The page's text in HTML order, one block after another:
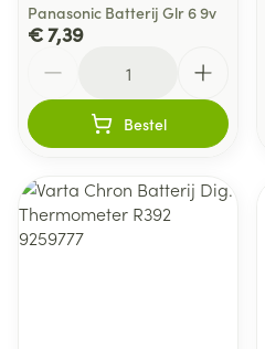
Panasonic Batterij Glr 6 9v
€ 7,39
Bestel